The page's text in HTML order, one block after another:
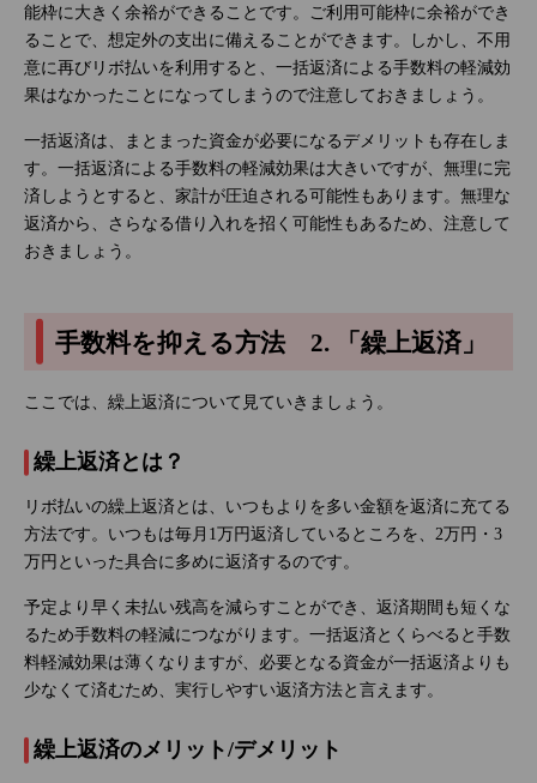
能枠に大きく余裕ができることです。ご利用可能枠に余裕ができ
ることで、想定外の支出に備えることができます。しかし、不用
意に再びリボ払いを利用すると、一括返済による手数料の軽減効
果はなかったことになってしまうので注意しておきましょう。
一括返済は、まとまった資金が必要になるデメリットも存在しま
す。一括返済による手数料の軽減効果は大きいですが、無理に完
済しようとすると、家計が圧迫される可能性もあります。無理な
返済から、さらなる借り入れを招く可能性もあるため、注意して
おきましょう。
手数料を抑える方法 2. 「繰上返済」
ここでは、繰上返済について見ていきましょう。
繰上返済とは？
リボ払いの繰上返済とは、いつもよりを多い金額を返済に充てる
方法です。いつもは毎月1万円返済しているところを、2万円・3
万円といった具合に多めに返済するのです。
予定より早く未払い残高を減らすことができ、返済期間も短くな
るため手数料の軽減につながります。一括返済とくらべると手数
料軽減効果は薄くなりますが、必要となる資金が一括返済よりも
少なくて済むため、実行しやすい返済方法と言えます。
繰上返済のメリット/デメリット